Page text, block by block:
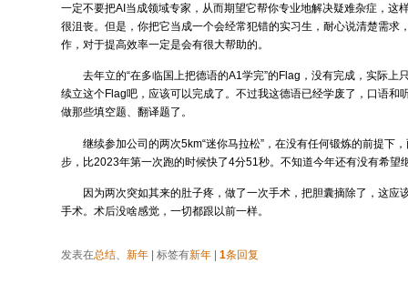
一定不要把AI当成领域专家，从而期望它帮你专业地解决疑难杂症，这
很沮丧。但是，你把它当成一个会经常犯错的实习生，耐心说清楚需求
作，对于提高效率一定是会有很大帮助的。
去年立的“在多临国上把德语的A1学完”的Flag，没有完成，实际上
续立这个Flag吧，应该可以完成了。不过我这德语已经学废了，口语和
做那些填空题、翻译题了。
继续参加公司的两次5km“迷你马拉松”，在没有任何锻炼的前提下
步，比2023年第一次跑的时候快了4分51秒。不知道今年还有没有希望
因为两次突如其来的肚子疼，做了一次手术，把胆囊摘除了，这应
手术。术后没啥感觉，一切都跟以前一样。
发表在总结、新年 |标签有新年 |1条回复